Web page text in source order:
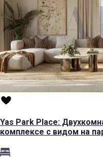
Yas Park Place:
комплексе с видом на